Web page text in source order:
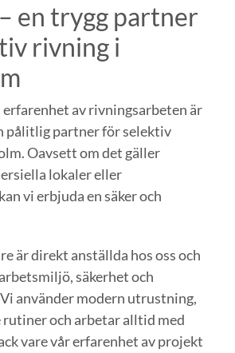
en trygg partner
rivning i
erfarenhet av rivningsarbeten är
pålitlig partner för selektiv
Oavsett om det gäller
lokaler eller
vi erbjuda en säker och
är direkt anställda hos oss och
säkerhet och
använder modern utrustning,
och arbetar alltid med
vare vår erfarenhet av projekt